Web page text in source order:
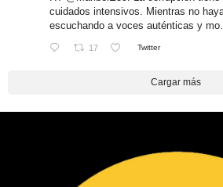
cuidados intensivos. Mientras no
escuchando a voces auténticas y
17 Twitter
Cargar más